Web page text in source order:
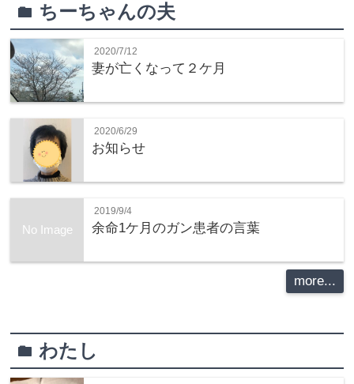
folder ちーちゃんの夫
2020/7/12
妻が亡くなって２ケ月
2020/6/29
お知らせ
No Image
2019/9/4
余命1ケ月のガン患者の言葉
more...
folderわたし